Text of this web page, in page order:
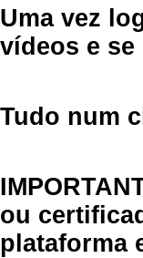
Uma vez
vídeos e
Tudo num
ou
plataforma